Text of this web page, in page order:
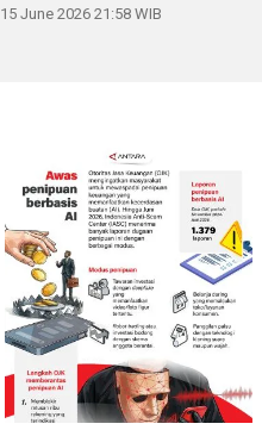
15 June 2026 21:58 WIB